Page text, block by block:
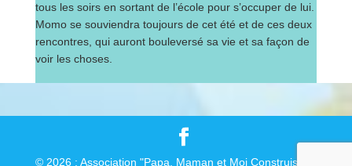
tous les soirs en sortant de l’école pour s’occuper de lui.
Momo se souviendra toujours de cet été et de ces deux
rencontres, qui auront bouleversé sa vie et sa façon de
voir les choses.
© 2026 : Association "Papa, Maman et Moi Construisons